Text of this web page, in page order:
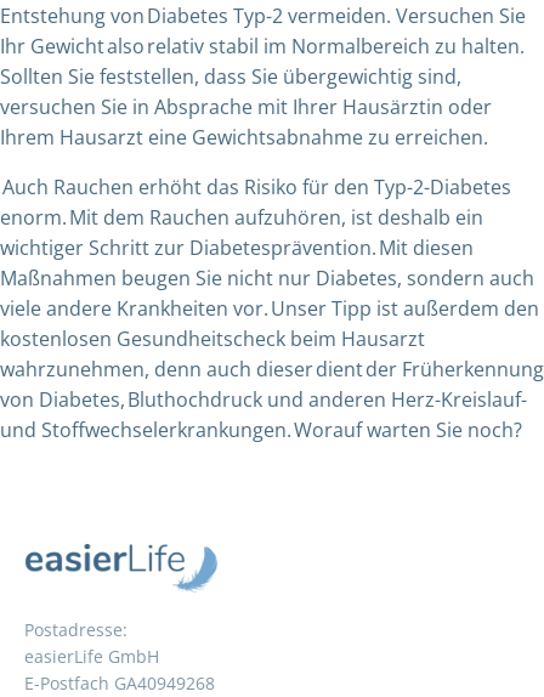
Entstehung von Diabetes Typ-2 vermeiden. Versuchen Sie
Ihr Gewicht also relativ stabil im Normalbereich zu halten.
Sollten Sie feststellen, dass Sie übergewichtig sind,
versuchen Sie in Absprache mit Ihrer Hausärztin oder
Ihrem Hausarzt eine Gewichtsabnahme zu erreichen.
Auch Rauchen erhöht das Risiko für den Typ-2-Diabetes
enorm. Mit dem Rauchen aufzuhören, ist deshalb ein
wichtiger Schritt zur Diabetesprävention. Mit diesen
Maßnahmen beugen Sie nicht nur Diabetes, sondern auch
viele andere Krankheiten vor. Unser Tipp ist außerdem den
kostenlosen Gesundheitscheck beim Hausarzt
wahrzunehmen, denn auch dieser dient der Früherkennung
von Diabetes, Bluthochdruck und anderen Herz-Kreislauf-
und Stoffwechselerkrankungen. Worauf warten Sie noch?
Postadresse:
easierLife GmbH
E-Postfach GA40949268